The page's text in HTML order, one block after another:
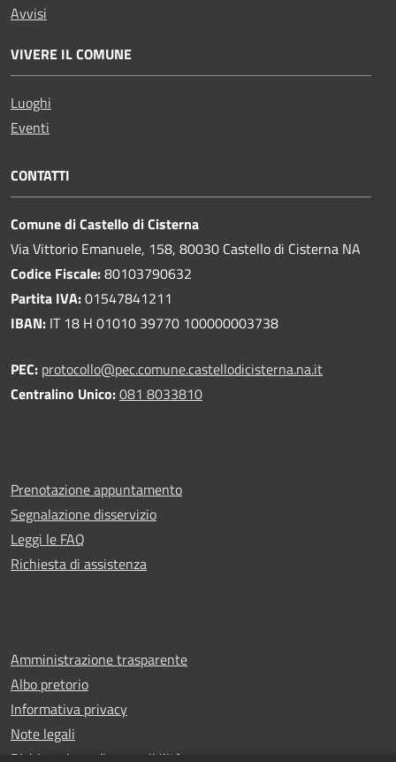
Avvisi
VIVERE IL COMUNE
Luoghi
Eventi
CONTATTI
Comune di Castello di Cisterna
Via Vittorio Emanuele, 158, 80030 Castello di Cisterna NA
Codice Fiscale:80103790632
Partita IVA:01547841211
IBAN: IT 18 H 01010 39770 100000003738
PEC: protocollo@pec.comune.castellodicisterna.na.it
Centralino Unico:081 8033810
Prenotazione appuntamento
Segnalazione disservizio
Leggi le FAQ
Richiesta di assistenza
Amministrazione trasparente
Albo pretorio
Informativa privacy
Note legali